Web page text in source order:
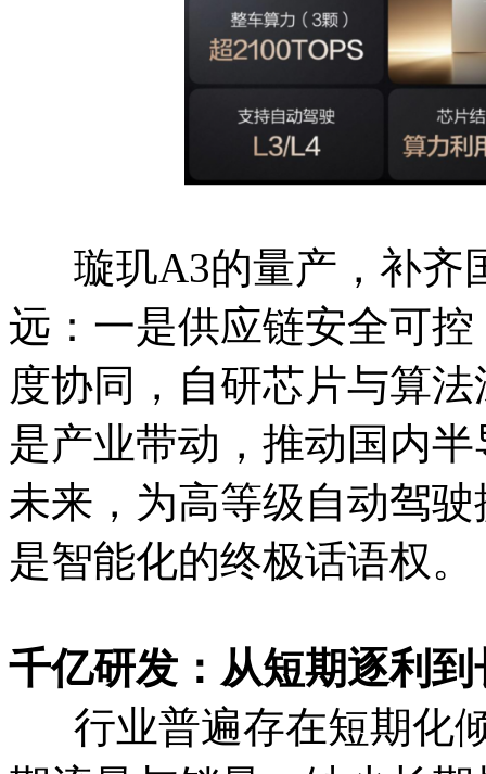
璇玑A3的量产，补齐
远：一是供应链安全可
度协同，自研芯片与算
是产业带动，推动国内
未来，为高等级自动驾
是智能化的终极话语权。
千亿研发：从短期逐利
行业普遍存在短期化